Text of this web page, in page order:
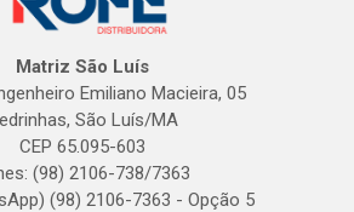
Matriz São Luís
Emiliano Macieira, 05
São Luís/MA
CEP 65.095-603
(98) 2106-738/7363
(98) 2106-7363 - Opção 5